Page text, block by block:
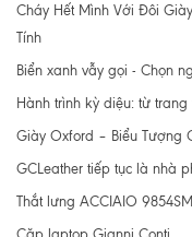
Cháy Hết Mình Với Đôi
Tính
Biển xanh vẫy gọi - Chọn
Hành trình kỳ diệu: từ
Giày Oxford – Biểu Tượng
GCLeather tiếp tục là nhà
Thắt lưng ACCIAIO 9854SM